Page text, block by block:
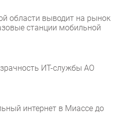
области выводит на рынок
станции мобильной
ИТ-службы АО
интернет в Миассе до